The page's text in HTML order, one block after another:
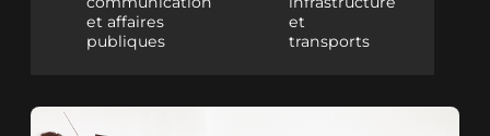
et affaires
publiques
et
transports